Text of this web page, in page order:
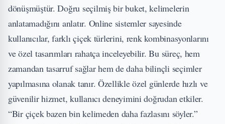
dönüşmüştür. Doğru seçilmiş bir buket, kelimelerin
anlatamadığını anlatır. Online sistemler sayesinde
kullanıcılar, farklı çiçek türlerini, renk kombinasyonlarını
ve özel tasarımları rahatça inceleyebilir. Bu süreç, hem
zamandan tasarruf sağlar hem de daha bilinçli seçimler
yapılmasına olanak tanır. Özellikle özel günlerde hızlı ve
güvenilir hizmet, kullanıcı deneyimini doğrudan etkiler.
“Bir çiçek bazen bin kelimeden daha fazlasını söyler.”